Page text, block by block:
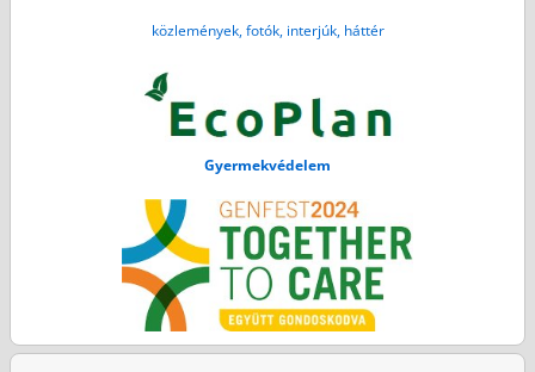
közlemények, fotók, interjúk, háttér
Gyermekvédelem